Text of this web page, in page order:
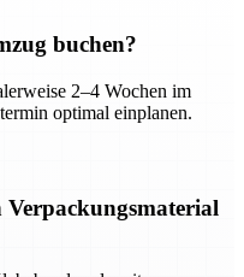
buchen?
2–4 Wochen im
optimal einplanen.